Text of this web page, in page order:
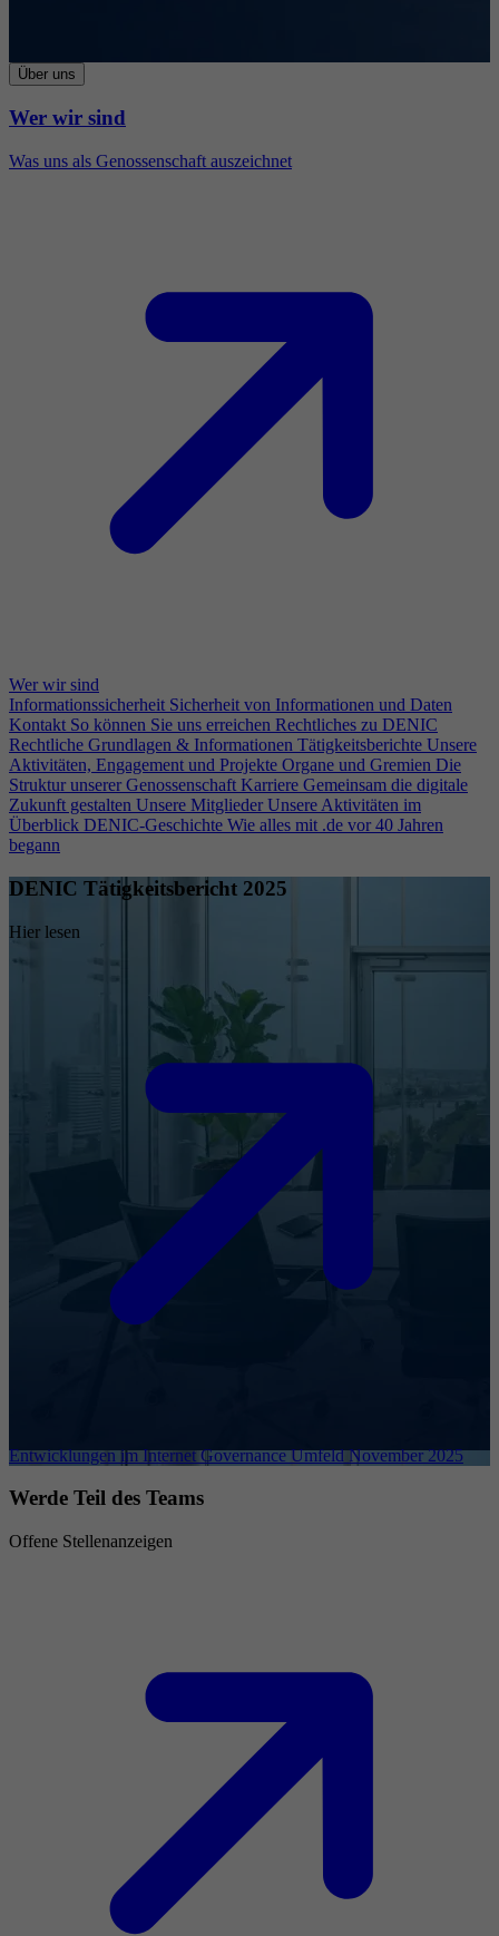
Über uns
Wer wir sind
Was uns als Genossenschaft auszeichnet
Wer wir sind
Informationssicherheit Sicherheit von Informationen und Daten
Kontakt So können Sie uns erreichen Rechtliches zu DENIC
Rechtliche Grundlagen & Informationen Tätigkeitsberichte Unsere
Aktivitäten, Engagement und Projekte Organe und Gremien Die
Struktur unserer Genossenschaft Karriere Gemeinsam die digitale
Zukunft gestalten Unsere Mitglieder Unsere Aktivitäten im
Überblick DENIC-Geschichte Wie alles mit .de vor 40 Jahren
begann
DENIC Tätigkeitsbericht 2025
Hier lesen
Entwicklungen im Internet Governance Umfeld November 2025
Werde Teil des Teams
Offene Stellenanzeigen